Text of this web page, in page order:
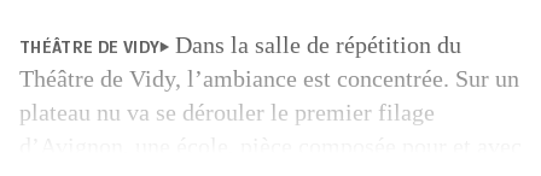
THÉÂTRE DE VIDY
Dans la salle de répétition du
Théâtre de Vidy, l’ambiance est concentrée. Sur un
plateau nu va se ­dérouler le premier filage